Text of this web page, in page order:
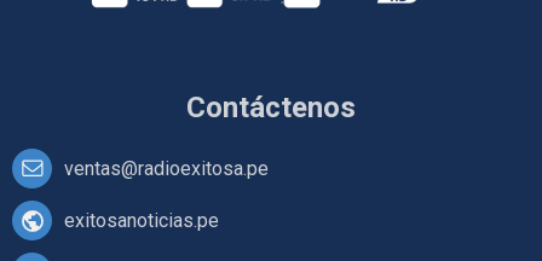
Contáctenos
ventas@radioexitosa.pe
exitosanoticias.pe